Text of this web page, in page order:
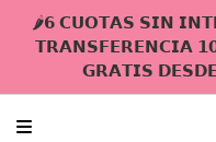
🌶𝟲 𝗖𝗨𝗢𝗧𝗔𝗦 𝗦𝗜𝗡
𝗧𝗥𝗔𝗡𝗦𝗙𝗘𝗥𝗘𝗡𝗖𝗜𝗔
𝗚𝗥𝗔𝗧𝗜𝗦